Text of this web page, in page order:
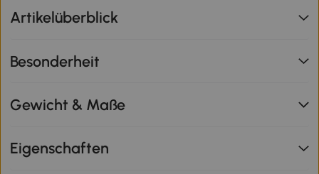
Artikelüberblick
Besonderheit
Gewicht & Maße
Eigenschaften